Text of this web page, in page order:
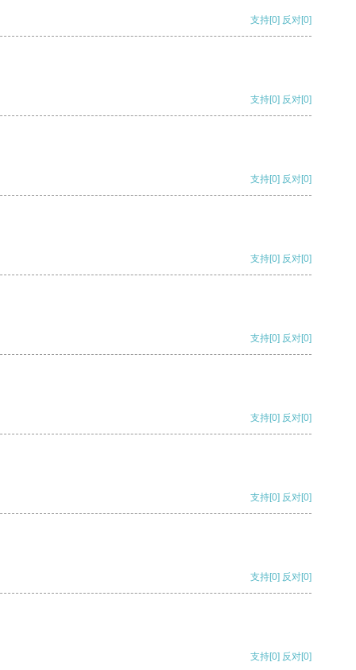
支持[0] 反对[0]
支持[0] 反对[0]
支持[0] 反对[0]
支持[0] 反对[0]
支持[0] 反对[0]
支持[0] 反对[0]
支持[0] 反对[0]
支持[0] 反对[0]
支持[0] 反对[0]